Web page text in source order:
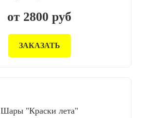
от 2800 руб
ЗАКАЗАТЬ
Шары "Краски лета"